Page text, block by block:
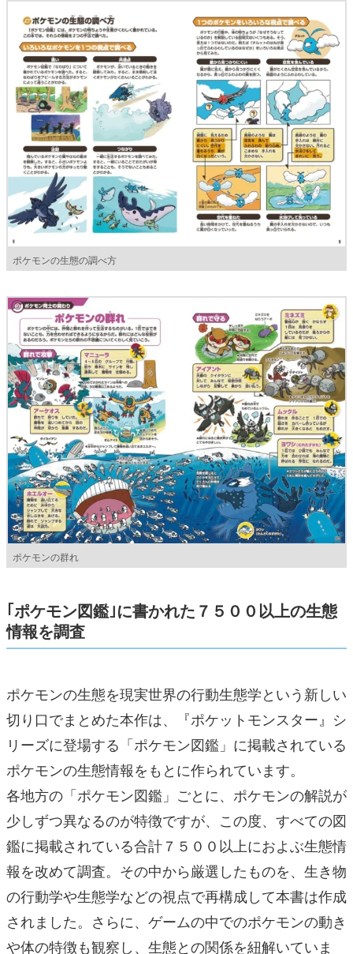
ポケモンの生態の調べ方
ポケモンの群れ
｢ポケモン図鑑｣に書かれた７５００以上の生態
情報を調査
ポケモンの生態を現実世界の行動生態学という新しい
切り口でまとめた本作は、『ポケットモンスター』シ
リーズに登場する「ポケモン図鑑」に掲載されている
ポケモンの生態情報をもとに作られています。
各地方の「ポケモン図鑑」ごとに、ポケモンの解説が
少しずつ異なるのが特徴ですが、この度、すべての図
鑑に掲載されている合計７５００以上におよぶ生態情
報を改めて調査。その中から厳選したものを、生き物
の行動学や生態学などの視点で再構成して本書は作成
されました。さらに、ゲームの中でのポケモンの動き
や体の特徴も観察し、生態との関係を紐解いていま